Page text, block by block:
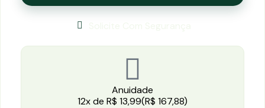
Anuidade
12x de R$ 13,99(R$ 167,88)